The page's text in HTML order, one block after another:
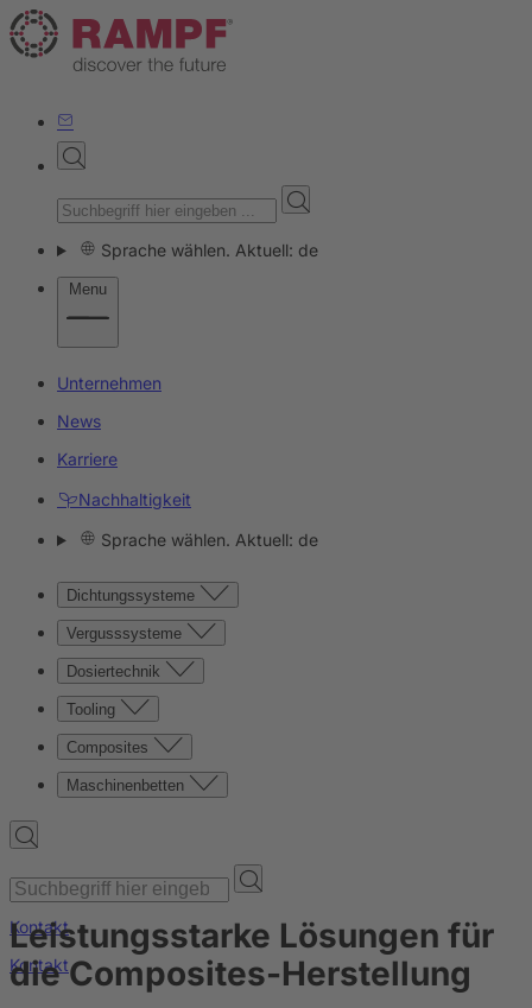
Sprache wählen. Aktuell: de
Menu
Unternehmen
News
Karriere
Nachhaltigkeit
Sprache wählen. Aktuell: de
Dichtungssysteme
Vergusssysteme
Dosiertechnik
Tooling
Composites
Maschinenbetten
Kontakt
Kontakt
Leistungsstarke Lösungen für
die Composites-Herstellung